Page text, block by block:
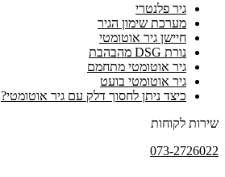
גיר פלנטרי
מערכת שימון הגיר
חיישן גיר אוטומטי
נורת DSG מהבהבת
גיר אוטומטי מתחמם
גיר אוטומטי בועט
כיצד ניתן לחסוך דלק עם גיר אוטומטי?
שירות לקוחות
073-2726022